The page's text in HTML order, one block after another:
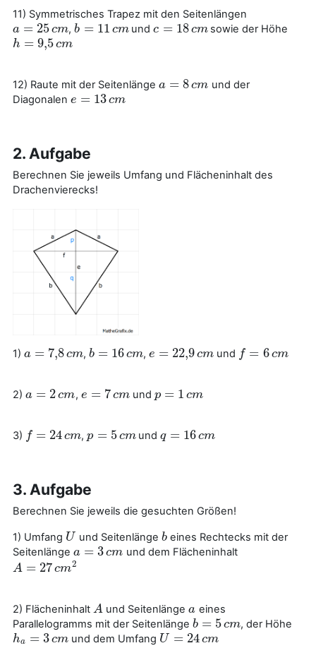
11) Symmetrisches Trapez mit den Seitenlängen
a = 25cm
a=25cm ,b = 11 cm
b =11 cm undc = 18cm
c =18cm sowie der Höhe
h = 9,5cm
h=9, 5cm
12) Raute mit der Seitenlänge a = 8cm
a=8cm
und der
Diagonalen e = 13cm
e =13cm
2. Aufgabe
Berechnen Sie jeweils Umfang und Flächeninhalt des
Drachenvierecks!
1) a = 7,8cm
a=7,8cm ,b = 16 cm
b =16cm ,e = 22,9 cm
e =22,9cm und f = 6 cm
f= 6c m
2) a = 2cm
a=2c m , e = 7cm
e =7c m und p = 1 cm
p=1c m
3) f = 24 cm
f= 24 cm ,p = 5cm
p=5cm undq = 16cm
q =16cm
3. Aufgabe
Berechnen Sie jeweils die gesuchten Größen!
1) Umfang U
U und Seitenlängeb
b eines Rechtecks mit der
Seitenlänge a = 3cm
a=3cm und dem Flächeninhalt
A = 27cm2
A= 27 cm2
2) Flächeninhalt A
A und Seitenlängea
a eines
Parallelogramms mit der Seitenlänge b = 5cm
b =5 cm , der Höhe
ha = 3cm
ha =3cm und dem Umfang U = 24cm
U=24 cm